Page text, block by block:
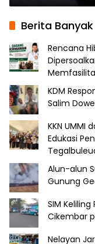
Berita
Rencana
KDM
Salim
KKN UMMI
Edukasi
Alun-alun
Gunung
SIM
Cikembar
Nelayan